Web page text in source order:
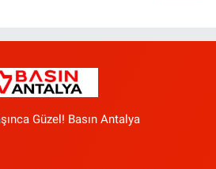
Güzel! Basın Antalya